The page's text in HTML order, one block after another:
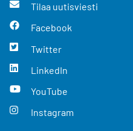
Tilaa uutisviesti
Facebook
Twitter
LinkedIn
YouTube
Instagram